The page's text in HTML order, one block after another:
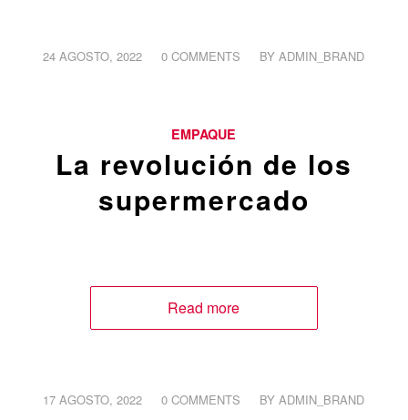
24 AGOSTO, 2022
/ 0 COMMENTS
/ BYADMIN_BRAND
EMPAQUE
La revolución de los
supermercado
Read more
17 AGOSTO, 2022
/ 0 COMMENTS
/ BYADMIN_BRAND